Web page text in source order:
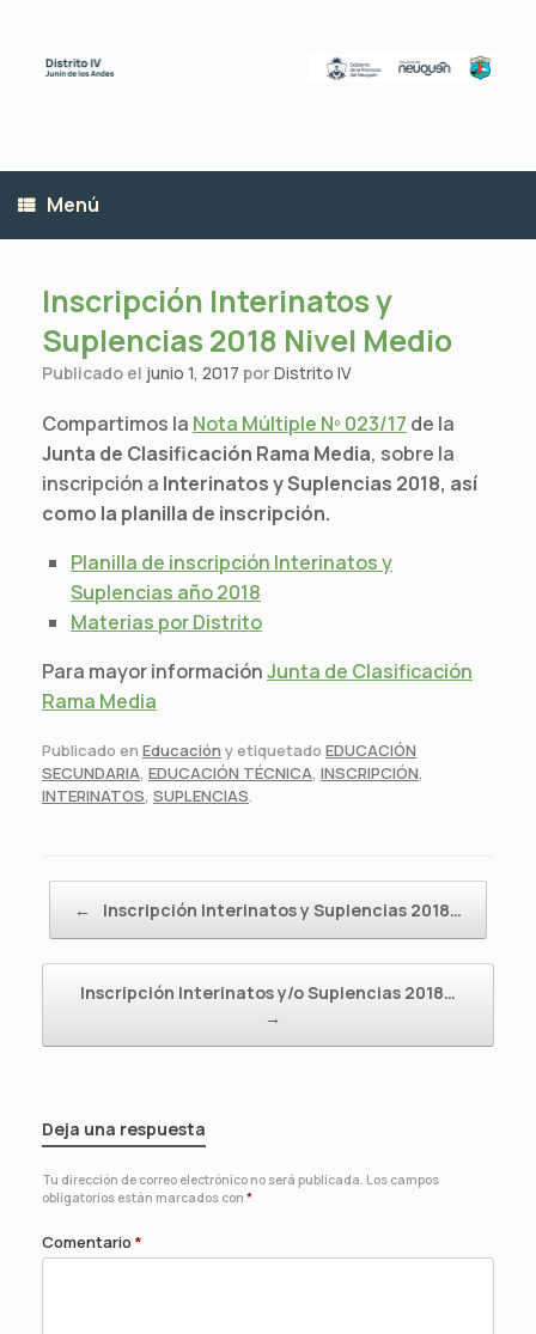
contenido
Menú
Inscripción Interinatos y
Suplencias 2018 Nivel Medio
Publicado el junio 1, 2017 porDistrito IV
Compartimos la Nota Múltiple Nº 023/17 de la
Junta de Clasificación Rama Media, sobre la
inscripción a Interinatos y Suplencias 2018, así
como la planilla de inscripción.
Planilla de inscripción Interinatos y
Suplencias año 2018
Materias por Distrito
Para mayor informaciónJunta de Clasificación
Rama Media
Publicado en Educación y etiquetado EDUCACIÓN
SECUNDARIA, EDUCACIÓN TÉCNICA, INSCRIPCIÓN,
INTERINATOS, SUPLENCIAS.
← Inscripción Interinatos y Suplencias 2018…
Inscripción Interinatos y/o Suplencias 2018…
→
Deja una respuesta
Tu dirección de correo electrónico no será publicada. Los campos
obligatorios están marcados con *
Comentario *